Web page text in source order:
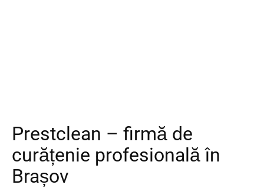
Prestclean – firmă de
curățenie profesională în
Brașov